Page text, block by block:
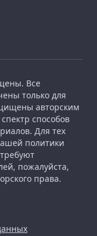
Все
только для
авторским
способов
Для тех
политики
пожалуйста,
права.